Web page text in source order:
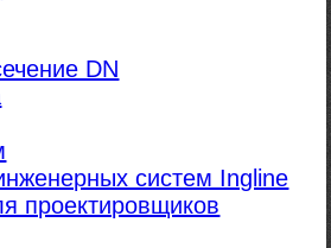
DN
систем Ingline
проектировщиков